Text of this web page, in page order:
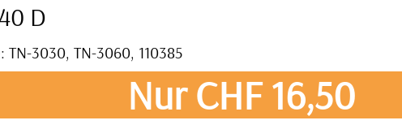
D
TN-3030, TN-3060, 110385
Nur CHF 16,50